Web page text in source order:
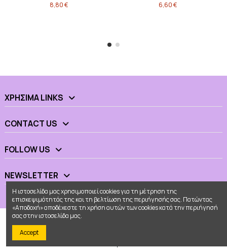
8,80 €
6,60 €
ΧΡΉΣΙΜΑ LINKS
CONTACT US
FOLLOW US
NEWSLETTER
Η ιστοσελίδα μας χρησιμοποιεί cookies για τη μέτρηση της
επισκεψιμότητάς της και τη βελτίωση της περιήγησής σας. Πατώντας
«Αποδοχή» αποδέχεστε τη χρήση αυτών των cookies κατά την περιήγησή
σας στην ιστοσελίδα μας.
Accept